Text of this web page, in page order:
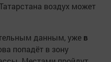
воздух может
данным, уже в
попадёт в зону